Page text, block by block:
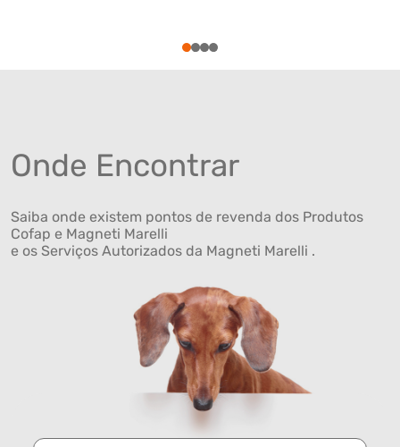
1234
Onde Encontrar
Saiba onde existem pontos de revenda dos Produtos
Cofap e Magneti Marelli
e os Serviços Autorizados da Magneti Marelli .